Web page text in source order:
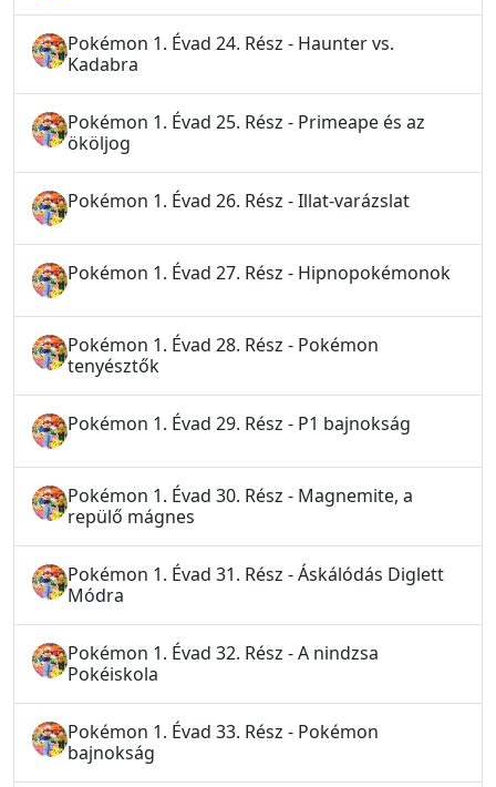
Pokémon 1. Évad 24. Rész - Haunter vs.
Kadabra
Pokémon 1. Évad 25. Rész - Primeape és az
ököljog
Pokémon 1. Évad 26. Rész - Illat-varázslat
Pokémon 1. Évad 27. Rész - Hipnopokémonok
Pokémon 1. Évad 28. Rész - Pokémon
tenyésztők
Pokémon 1. Évad 29. Rész - P1 bajnokság
Pokémon 1. Évad 30. Rész - Magnemite, a
repülő mágnes
Pokémon 1. Évad 31. Rész - Áskálódás Diglett
Módra
Pokémon 1. Évad 32. Rész - A nindzsa
Pokéiskola
Pokémon 1. Évad 33. Rész - Pokémon
bajnokság